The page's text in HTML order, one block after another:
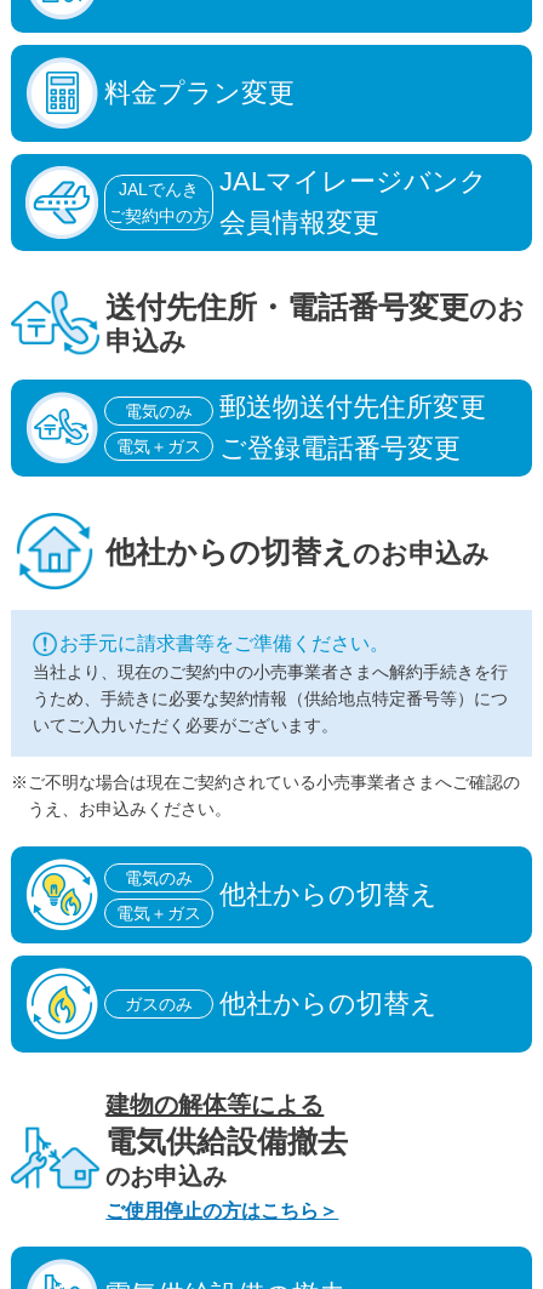
料金プラン変更
JALでんき
ご契約中の方
JALマイレージバンク
会員情報変更
送付先住所・ 電話番号変更のお
申込み
電気のみ
電気＋ガス
郵送物送付先住所変更
ご登録電話番号変更
他社からの切替え のお申込み
お手元に請求書等をご準備ください。
当社より、現在のご契約中の小売事業者さまへ解約手続きを行
うため、手続きに必要な契約情報（供給地点特定番号等）につ
いてご入力いただく必要がございます。
※ご不明な場合は現在ご契約されている小売事業者さまへご確認の
うえ、お申込みください。
電気のみ
電気＋ガス
他社からの切替え
ガスのみ 他社からの切替え
建物の解体等による
電気供給設備撤去
のお申込み
ご使用停止の方はこちら＞